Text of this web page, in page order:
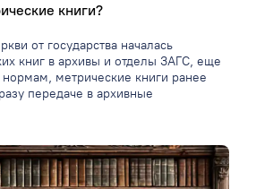
книги?
от государства началась
книг в архивы и отделы ЗАГС, еще
нормам, метрические книги ранее
передаче в архивные